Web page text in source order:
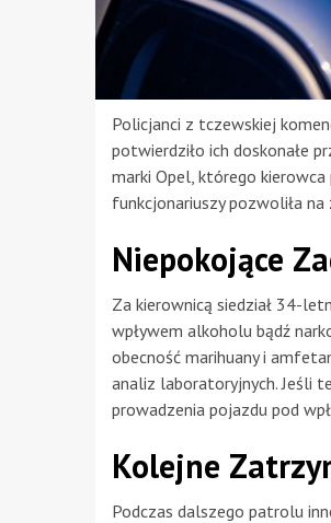
Policjanci z tczewskiej
potwierdziło ich doskonałe
marki Opel, którego
funkcjonariuszy pozwoliła
Niepokojące
Za kierownicą siedział 34-
wpływem alkoholu bądź
obecność marihuany i
analiz laboratoryjnych. Jeśli
prowadzenia pojazdu pod
Kolejne
Podczas dalszego patrolu